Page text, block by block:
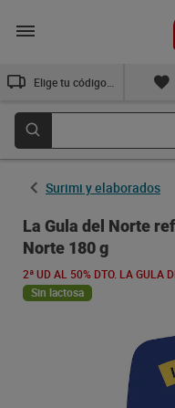
Surimi y elaborados
La Gula del Norte
Norte 180 g
2ª UD AL 50% DTO. LA GULA
Sin lactosa